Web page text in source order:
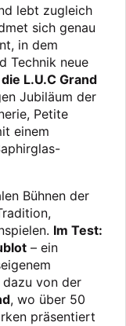
lebt zugleich
sich genau
in dem
Technik neue
L.U.C Grand
Jubiläum der
Petite
einem
Bühnen der
Im Test:
– ein
von der
, wo über 50
präsentiert